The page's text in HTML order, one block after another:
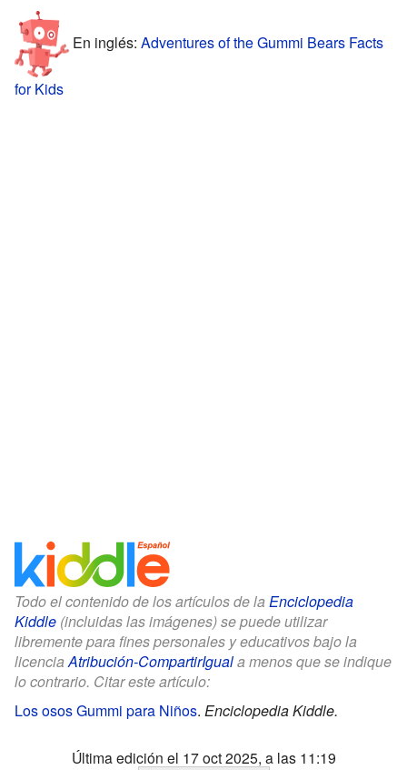
En inglés: Adventures of the Gummi Bears Facts
for Kids
Todo el contenido de los artículos de la Enciclopedia
Kiddle (incluidas las imágenes) se puede utilizar
libremente para fines personales y educativos bajo la
licenciaAtribución-CompartirIguala menos que se indique
lo contrario. Citar este artículo:
Los osos Gummi para Niños. Enciclopedia Kiddle.
Última edición el 17 oct 2025, a las 11:19